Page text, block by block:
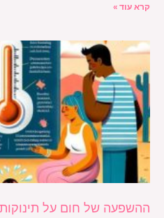
קרא עוד »
ההשפעה של חום על